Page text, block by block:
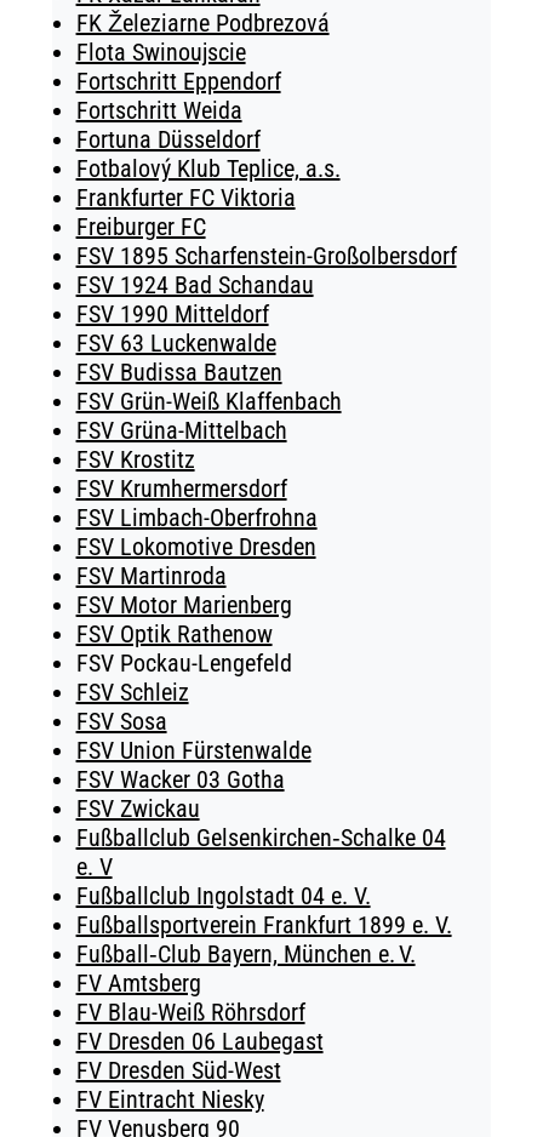
FK Železiarne Podbrezová
Flota Swinoujscie
Fortschritt Eppendorf
Fortschritt Weida
Fortuna Düsseldorf
Fotbalový Klub Teplice, a.s.
Frankfurter FC Viktoria
Freiburger FC
FSV 1895 Scharfenstein-Großolbersdorf
FSV 1924 Bad Schandau
FSV 1990 Mitteldorf
FSV 63 Luckenwalde
FSV Budissa Bautzen
FSV Grün-Weiß Klaffenbach
FSV Grüna-Mittelbach
FSV Krostitz
FSV Krumhermersdorf
FSV Limbach-Oberfrohna
FSV Lokomotive Dresden
FSV Martinroda
FSV Motor Marienberg
FSV Optik Rathenow
FSV Pockau-Lengefeld
FSV Schleiz
FSV Sosa
FSV Union Fürstenwalde
FSV Wacker 03 Gotha
FSV Zwickau
Fußballclub Gelsenkirchen‑Schalke 04
e. V
Fußballclub Ingolstadt 04 e. V.
Fußballsportverein Frankfurt 1899 e. V.
Fußball‑Club Bayern, München e. V.
FV Amtsberg
FV Blau-Weiß Röhrsdorf
FV Dresden 06 Laubegast
FV Dresden Süd-West
FV Eintracht Niesky
FV Venusberg 90